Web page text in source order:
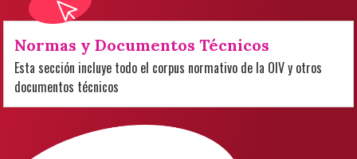
Normas y Documentos Técnicos
Esta sección incluye todo el corpus normativo de la OIV y otros
documentos técnicos